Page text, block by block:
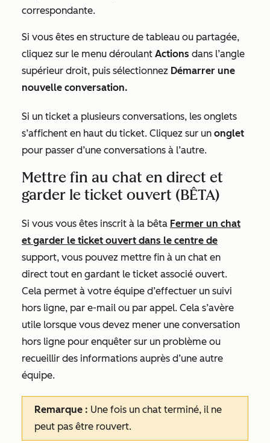
correspondante.
Si vous êtes en structure de tableau ou partagée,
cliquez sur le menu déroulant Actions dans l’angle
supérieur droit, puis sélectionnez Démarrer une
nouvelle conversation.
Si un ticket a plusieurs conversations, les onglets
s’affichent en haut du ticket. Cliquez sur un onglet
pour passer d’une conversations à l’autre.
Mettre fin au chat en direct et
garder le ticket ouvert (BÊTA)
Si vous vous êtes inscrit à la bêta Fermer un chat
et garder le ticket ouvert dans le centre de
support, vous pouvez mettre fin à un chat en
direct tout en gardant le ticket associé ouvert.
Cela permet à votre équipe d’effectuer un suivi
hors ligne, par e-mail ou par appel. Cela s’avère
utile lorsque vous devez mener une conversation
hors ligne pour enquêter sur un problème ou
recueillir des informations auprès d’une autre
équipe.
Remarque : Une fois un chat terminé, il ne
peut pas être rouvert.